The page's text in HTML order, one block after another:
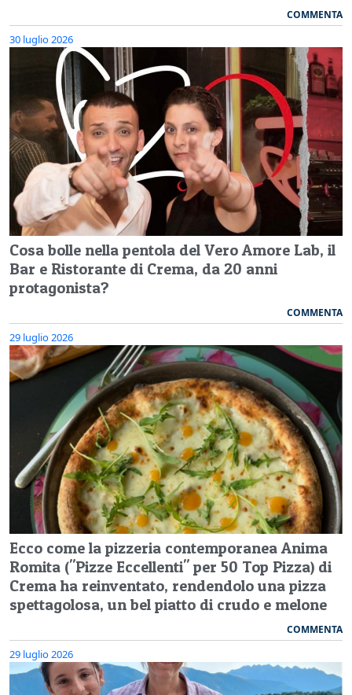
COMMENTA
30 luglio 2026
Cosa bolle nella pentola del Vero Amore Lab, il
Bar e Ristorante di Crema, da 20 anni
protagonista?
COMMENTA
29 luglio 2026
Ecco come la pizzeria contemporanea Anima
Romita ("Pizze Eccellenti" per 50 Top Pizza) di
Crema ha reinventato, rendendolo una pizza
spettagolosa, un bel piatto di crudo e melone
COMMENTA
29 luglio 2026